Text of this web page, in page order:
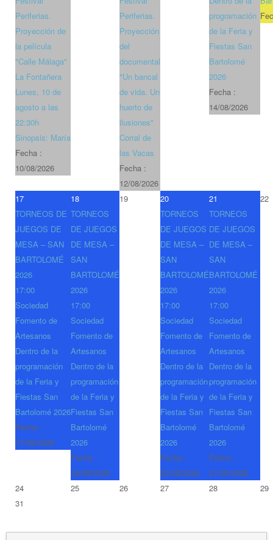
Periferias.
Proyección de
la película
"Calle Málaga"
La Fontañera
Lunes, 10 de
agosto a las
22:30h
Sinopsis: María
Fecha :
10/08/2026
Periferias.
Proyección
del
documental
"Un bancal
de vida. Un
huerto de
ilusiones"
Corral de
las Vacas
Fecha :
12/08/2026
programación
de la Feria y
Fiestas San
Bartolomé
2026
Fecha :
14/08/2026
17
TORNEOS DE
JUEGOS DE
MESA – SAN
BARTOLOMÉ
2026
17:00
Sociedad
Fomento de
Artesanos
Dentro de la
programación
de la Feria y
Fiestas San
Bartolomé 2026
Fecha :
17/08/2026
18
TORNEOS
DE JUEGOS
DE MESA –
SAN
BARTOLOMÉ
2026
17:00
Sociedad
Fomento de
Artesanos
Dentro de la
programación
de la Feria y
Fiestas San
Bartolomé
2026
Fecha :
18/08/2026
19
20
TORNEOS
DE JUEGOS
DE MESA –
SAN
BARTOLOMÉ
2026
17:00
Sociedad
Fomento de
Artesanos
Dentro de la
programación
de la Feria y
Fiestas San
Bartolomé
2026
Fecha :
20/08/2026
21
TORNEOS
DE JUEGOS
DE MESA –
SAN
BARTOLOMÉ
2026
17:00
Sociedad
Fomento de
Artesanos
Dentro de la
programación
de la Feria y
Fiestas San
Bartolomé
2026
Fecha :
21/08/2026
22
24 25 26 27 28
29
31